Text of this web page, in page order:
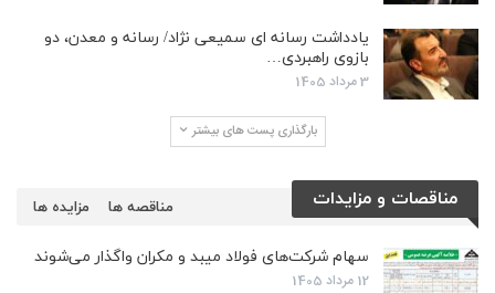
یادداشت رسانه ای سمیعی نژاد/ رسانه و معدن، دو
بازوی راهبردی…
3 مرداد 1405
بارگذاری پست های بیشتر
مناقصات و مزایدات مزایده ها مناقصه ها
سهام شرکت‌های فولاد میبد و مکران واگذار می‌شوند
12 مرداد 1405